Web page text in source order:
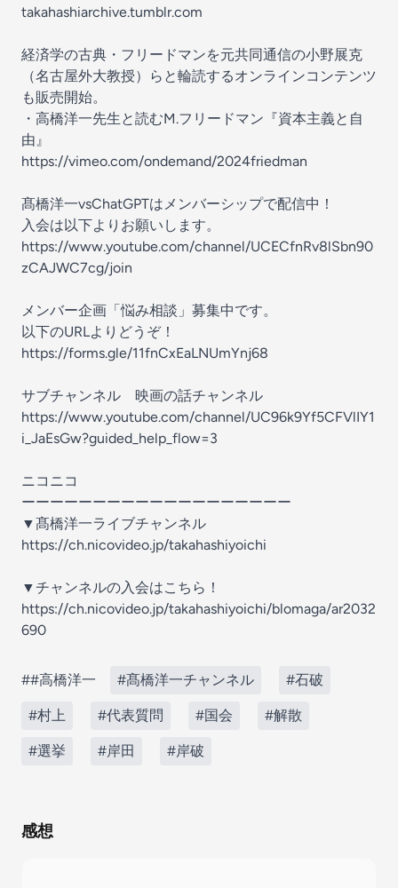
takahashiarchive.tumblr.com
経済学の古典・フリードマンを元共同通信の小野展克
（名古屋外大教授）らと輪読するオンラインコンテンツ
も販売開始。
・高橋洋一先生と読むM.フリードマン『資本主義と自
由』
https://vimeo.com/ondemand/2024friedman
髙橋洋一vsChatGPTはメンバーシップで配信中！
入会は以下よりお願いします。
https://www.youtube.com/channel/UCECfnRv8lSbn90
zCAJWC7cg/join
メンバー企画「悩み相談」募集中です。
以下のURLよりどうぞ！
https://forms.gle/11fnCxEaLNUmYnj68
サブチャンネル 映画の話チャンネル
https://www.youtube.com/channel/UC96k9Yf5CFVlIY1
i_JaEsGw?guided_help_flow=3
ニコニコ
ーーーーーーーーーーーーーーーーーーー
▼髙橋洋一ライブチャンネル
https://ch.nicovideo.jp/takahashiyoichi
▼チャンネルの入会はこちら！
https://ch.nicovideo.jp/takahashiyoichi/blomaga/ar2032
690
##高橋洋一 #髙橋洋一チャンネル #石破
#村上 #代表質問 #国会 #解散
#選挙 #岸田 #岸破
感想